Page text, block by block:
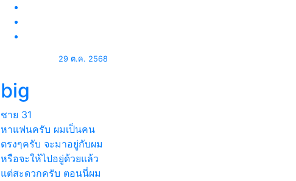
29 ต.ค. 2568
big
ชาย 31
หาแฟนครับ ผมเป็นคน
ตรงๆครับ จะมาอยู่กับผม
หรือจะให้ไปอยู่ด้วยแล้ว
แต่สะดวกครับ ตอนนี่ผม